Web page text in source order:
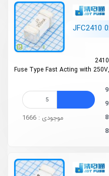
JFC2410
Fuse Type Fast Acting with
موجودی : 1666